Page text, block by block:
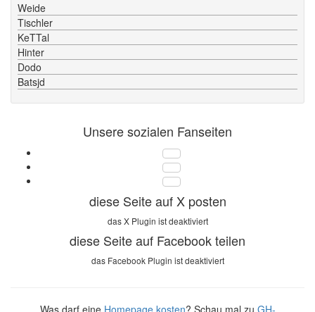
Weide
Tischler
KeTTal
Hinter
Dodo
Batsjd
Unsere sozialen Fanseiten
diese Seite auf X posten
das X Plugin ist deaktiviert
diese Seite auf Facebook teilen
das Facebook Plugin ist deaktiviert
Was darf eine Homepage kosten? Schau mal zu GH-